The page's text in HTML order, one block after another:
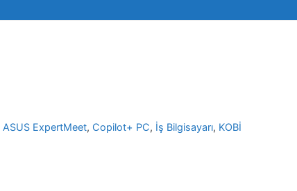
ASUS ExpertMeet, Copilot+ PC, İş Bilgisayarı, KOBİ